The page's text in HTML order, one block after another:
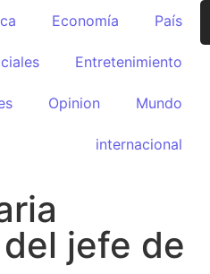
Economía País
Entretenimiento
Opinion Mundo
internacional
jefe de